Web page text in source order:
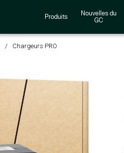
Produits
Nouvelles du
GC
Chargeurs PRO